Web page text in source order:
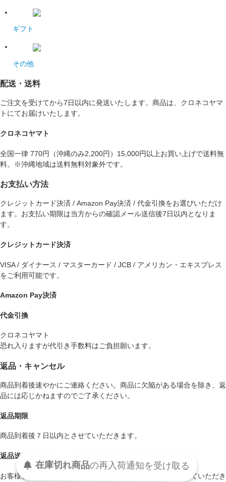
ギフト
その他
配送・送料
ご注文を受けてから7日以内に発送いたします。商品は、クロネコヤマ
トにてお届けいたします。
クロネコヤマト
全国一律 770円（沖縄のみ2,200円）15,000円以上お買い上げで送料無
料。※沖縄地域は送料無料対象外です。
お支払い方法
クレジットカード決済 / Amazon Pay決済 / 代金引換をお選びいただけ
ます。お支払い期限は当方からの確認メール送信後7日以内となりま
す。
クレジットカード決済
VISA / ダイナース / マスターカード / JCB / アメリカン・エキスプレス
をご利用可能です。
Amazon Pay決済
代金引換
クロネコヤマト
恐れ入りますが代引き手数料はご負担願います。
返品・キャンセル
商品到着後速やかにご連絡ください。商品に欠陥がある場合を除き、返
品には応じかねますのでご了承ください。
返品期限
商品到着後７日以内とさせていただきます。
返品送料
お客様都合による返品につきましてはお客様のご負担とさせていただき
在庫切れ商品の再入荷通知を受け取る